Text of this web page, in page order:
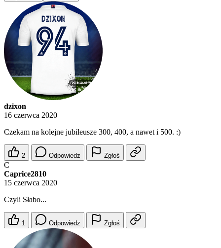
dzixon
16 czerwca 2020
Czekam na kolejne jubileusze 300, 400, a nawet i 500. :)
2 Odpowiedz Zgłoś
C
Caprice2810
15 czerwca 2020
Czyli Słabo...
1 Odpowiedz Zgłoś